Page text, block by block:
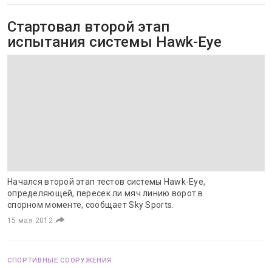
Стартовал второй этап
испытания системы Hawk-Eye
Начался второй этап тестов системы Hawk-Eye,
определяющей, пересек ли мяч линию ворот в
спорном моменте, сообщает Sky Sports.
15 мая 2012
СПОРТИВНЫЕ СООРУЖЕНИЯ